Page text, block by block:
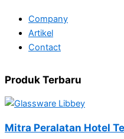
Company
Artikel
Contact
Produk Terbaru
Mitra Peralatan Hotel